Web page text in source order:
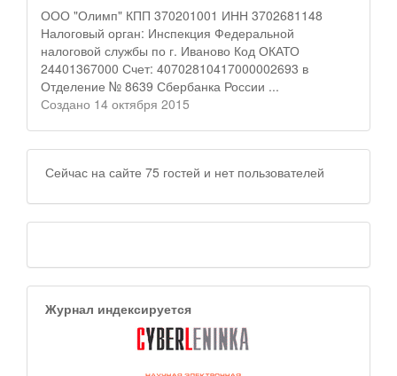
ООО "Олимп" КПП 370201001 ИНН 3702681148
Налоговый орган: Инспекция Федеральной
налоговой службы по г. Иваново Код ОКАТО
24401367000 Счет: 40702810417000002693 в
Отделение № 8639 Сбербанка России ...
Создано 14 октября 2015
Сейчас на сайте 75 гостей и нет пользователей
Журнал индексируется